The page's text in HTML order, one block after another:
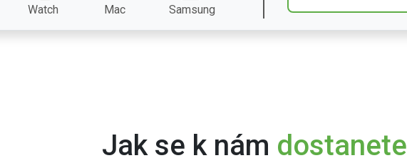
Watch Mac Samsung
Jak se k nám dostanete